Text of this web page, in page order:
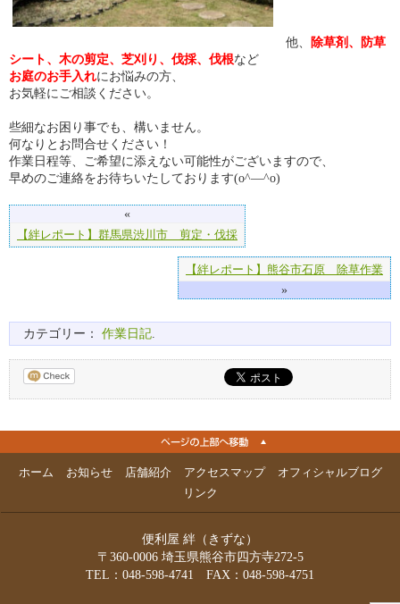
他、
除草剤、防草
シート、木の剪定、芝刈り、伐採、伐根など
お庭のお手入れにお悩みの方、
お気軽にご相談ください。
些細なお困り事でも、構いません。
何なりとお問合せください！
作業日程等、ご希望に添えない可能性がございますので、
早めのご連絡をお待ちいたしております(o^―^o)
«
【絆レポート】群馬県渋川市 剪定・伐採
【絆レポート】熊谷市石原 除草作業
»
カテゴリー： 作業日記
ホーム お知らせ 店舗紹介 アクセスマップ
オフィシャルブログ
リンク
便利屋 絆（きずな）
〒360-0006 埼玉県熊谷市四方寺272-5
TEL：048-598-4741 FAX：048-598-4751